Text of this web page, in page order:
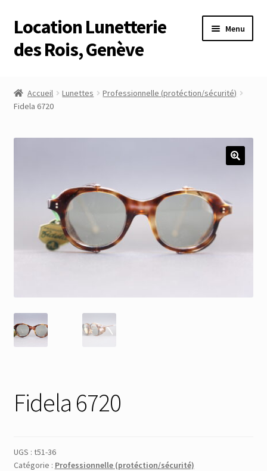
Aller
à
la
Aller
au
contenu
Location Lunetterie
des Rois, Genève
Menu
Altimètre Artaria Genève
Commande
Connexion
Membres
Mon Compte
Réinitialisation du mot de passe
Search Results
Accueil Lunettes
Professionnelle (protéction/sécurité)
Fidela 6720
Fidela 6720
UGS : t51-36
Catégorie : Professionnelle (protéction/sécurité)